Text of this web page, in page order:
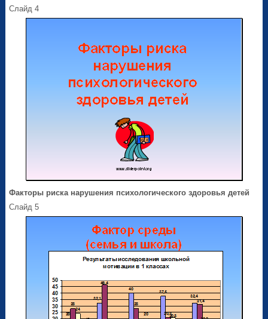
Слайд 4
Факторы риска нарушения психологического здоровья детей
Слайд 5